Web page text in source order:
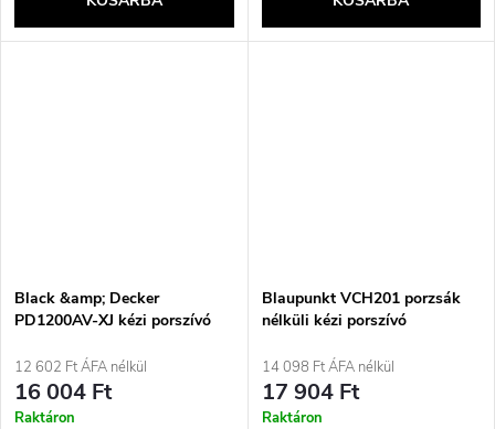
Black &amp; Decker
PD1200AV-XJ kézi porszívó
nélküli
12 602 Ft ÁFA nélkül
16 004 Ft
Raktáron
Blaupunkt VCH201 porzsák
nélküli kézi porszívó
14 098 Ft ÁFA nélkül
17 904 Ft
Raktáron